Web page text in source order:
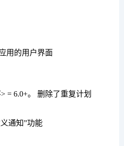
用的用户界面
= 6.0+。 删除了重复计划
通知”功能